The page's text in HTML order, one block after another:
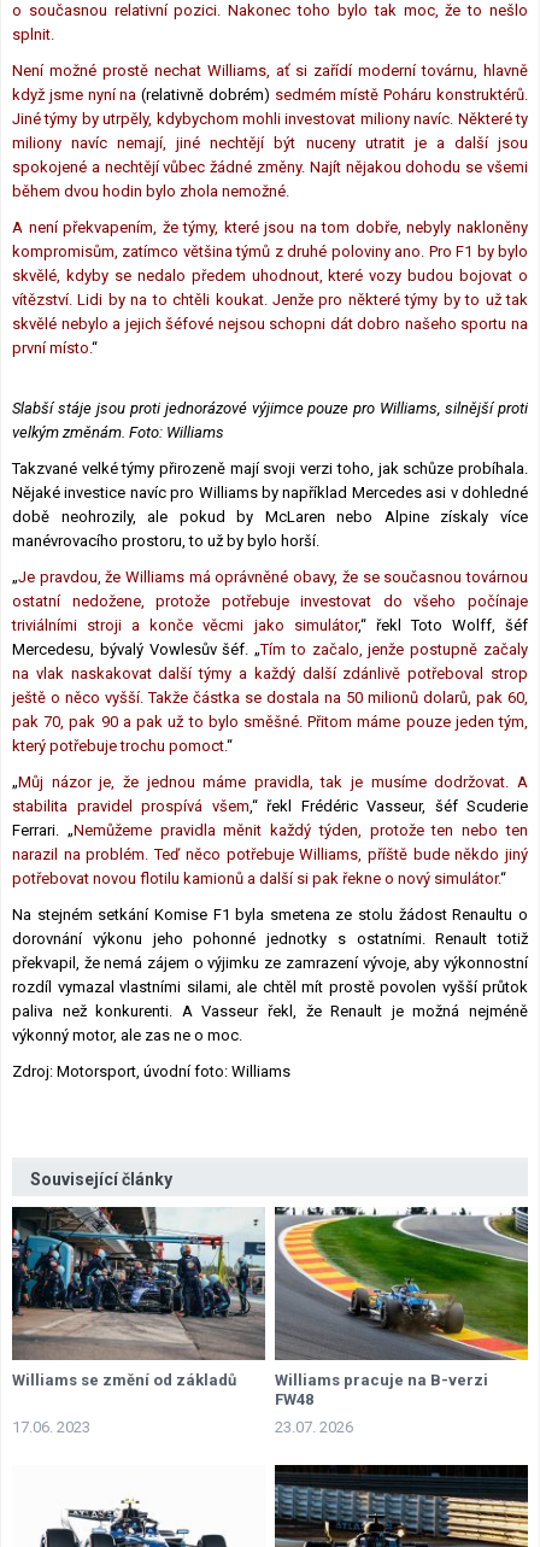
o současnou relativní pozici. Nakonec toho bylo tak moc, že to nešlo
splnit.
Není možné prostě nechat Williams, ať si zařídí moderní továrnu, hlavně
když jsme nyní na(relativně dobrém) sedmém místě Poháru konstruktérů.
Jiné týmy by utrpěly, kdybychom mohli investovat miliony navíc. Některé ty
miliony navíc nemají, jiné nechtějí být nuceny utratit je a další jsou
spokojené a nechtějí vůbec žádné změny. Najít nějakou dohodu se všemi
během dvou hodin bylo zhola nemožné.
A není překvapením, že týmy, které jsou na tom dobře, nebyly nakloněny
kompromisům, zatímco většina týmů z druhé poloviny ano. Pro F1 by bylo
skvělé, kdyby se nedalo předem uhodnout, které vozy budou bojovat o
vítězství. Lidi by na to chtěli koukat. Jenže pro některé týmy by to už tak
skvělé nebylo a jejich šéfové nejsou schopni dát dobro našeho sportu na
první místo.“
Slabší stáje jsou proti jednorázové výjimce pouze pro Williams, silnější proti
velkým změnám. Foto: Williams
Takzvané velké týmy přirozeně mají svoji verzi toho, jak schůze probíhala.
Nějaké investice navíc pro Williams by například Mercedes asi v dohledné
době neohrozily, ale pokud by McLaren nebo Alpine získaly více
manévrovacího prostoru, to už by bylo horší.
„Je pravdou, že Williams má oprávněné obavy, že se současnou továrnou
ostatní nedožene, protože potřebuje investovat do všeho počínaje
triviálními stroji a konče věcmi jako simulátor,“ řekl Toto Wolff, šéf
Mercedesu, bývalý Vowlesův šéf. „Tím to začalo, jenže postupně začaly
na vlak naskakovat další týmy a každý další zdánlivě potřeboval strop
ještě o něco vyšší. Takže částka se dostala na 50 milionů dolarů, pak 60,
pak 70, pak 90 a pak už to bylo směšné. Přitom máme pouze jeden tým,
který potřebuje trochu pomoct.“
„Můj názor je, že jednou máme pravidla, tak je musíme dodržovat. A
stabilita pravidel prospívá všem,“ řekl Frédéric Vasseur, šéf Scuderie
Ferrari. „Nemůžeme pravidla měnit každý týden, protože ten nebo ten
narazil na problém. Teď něco potřebuje Williams, příště bude někdo jiný
potřebovat novou flotilu kamionů a další si pak řekne o nový simulátor.“
Na stejném setkání Komise F1 byla smetena ze stolu žádost Renaultu o
dorovnání výkonu jeho pohonné jednotky s ostatními. Renault totiž
překvapil, že nemá zájem o výjimku ze zamrazení vývoje, aby výkonnostní
rozdíl vymazal vlastními silami, ale chtěl mít prostě povolen vyšší průtok
paliva než konkurenti. A Vasseur řekl, že Renault je možná nejméně
výkonný motor, ale zas ne o moc.
Zdroj: Motorsport, úvodní foto: Williams
Související články
Williams se změní od základů
17.06. 2023
Williams pracuje na B-verzi
FW48
23.07. 2026